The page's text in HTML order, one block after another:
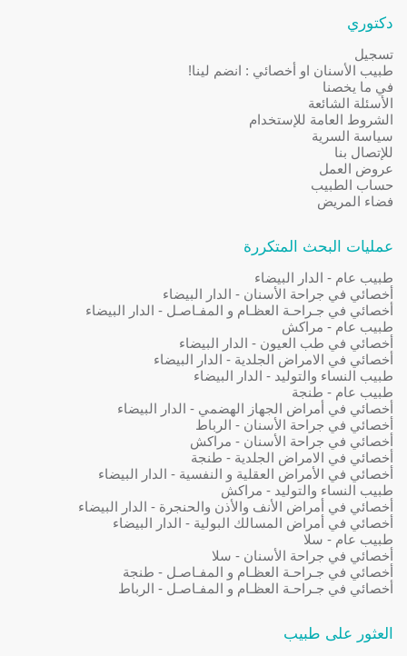
دكتوري
تسجيل
طبيب الأسنان او أخصائي : انضم لينا!
في ما يخصنا
الأسئلة الشائعة
الشروط العامة للإستخدام
سياسة السرية
للإتصال بنا
عروض العمل
حساب الطبيب
فضاء المريض
عمليات البحث المتكررة
طبيب عام - الدار البيضاء
أخصائي في جراحة الأسنان - الدار البيضاء
أخصائي في جـراحـة العظـام و المفـاصـل - الدار البيضاء
طبيب عام - مراكش
أخصائي في طب العيون - الدار البيضاء
أخصائي في الامراض الجلدية - الدار البيضاء
طبيب النساء والتوليد - الدار البيضاء
طبيب عام - طنجة
أخصائي في أمراض الجهاز الهضمي - الدار البيضاء
أخصائي في جراحة الأسنان - الرباط
أخصائي في جراحة الأسنان - مراكش
أخصائي في الامراض الجلدية - طنجة
أخصائي في الأمراض العقلية و النفسية - الدار البيضاء
طبيب النساء والتوليد - مراكش
أخصائي في أمراض الأنف والأذن والحنجرة - الدار البيضاء
أخصائي في أمراض المسالك البولية - الدار البيضاء
طبيب عام - سلا
أخصائي في جراحة الأسنان - سلا
أخصائي في جـراحـة العظـام و المفـاصـل - طنجة
أخصائي في جـراحـة العظـام و المفـاصـل - الرباط
العثور على طبيب